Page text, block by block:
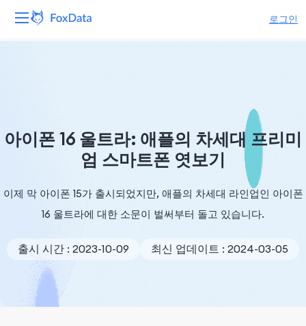
로그인
가격
아이폰 16 울트라: 애플의 차세대 프리미
엄 스마트폰 엿보기
이제 막 아이폰 15가 출시되었지만, 애플의 차세대 라인업인 아이폰
16 울트라에 대한 소문이 벌써부터 돌고 있습니다.
출시 시간 : 2023-10-09 최신 업데이트 : 2024-03-05